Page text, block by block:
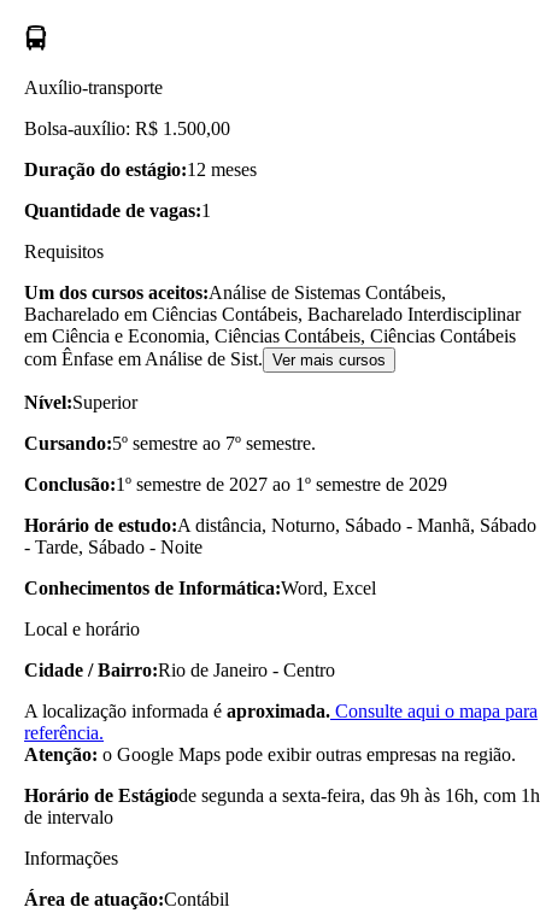
Auxílio-transporte
Bolsa-auxílio: R$ 1.500,00
Duração do estágio:12 meses
Quantidade de vagas:1
Requisitos
Um dos cursos aceitos:Análise de Sistemas Contábeis,
Bacharelado em Ciências Contábeis, Bacharelado Interdisciplinar
em Ciência e Economia, Ciências Contábeis, Ciências Contábeis
com Ênfase em Análise de Sist. Ver mais cursos
Nível:Superior
Cursando:5º semestre ao 7º semestre.
Conclusão:1º semestre de 2027 ao 1º semestre de 2029
Horário de estudo:A distância, Noturno, Sábado - Manhã, Sábado
- Tarde, Sábado - Noite
Conhecimentos de Informática:Word, Excel
Local e horário
Cidade / Bairro:Rio de Janeiro - Centro
A localização informada é aproximada. Consulte aqui o mapa para
referência.
Atenção: o Google Maps pode exibir outras empresas na região.
Horário de Estágiode segunda a sexta-feira, das 9h às 16h, com 1h
de intervalo
Informações
Área de atuação:Contábil